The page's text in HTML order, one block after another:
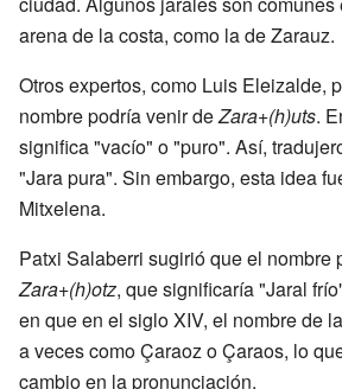
arena de la costa, como la de Zarauz.
Otros expertos, como Luis Eleizalde,
nombre podría venir deZara+(h)uts.
significa "vacío" o "puro". Así,
"Jara pura". Sin embargo, esta idea
Mitxelena.
Patxi Salaberri sugirió que el nombre
Zara+(h)otz, que significaría "Jaral
en que en el siglo XIV, el nombre de
a veces como Çaraoz o Çaraos, lo
cambio en la pronunciación.